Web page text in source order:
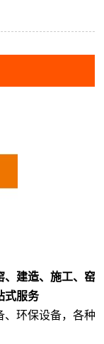
、建造、施工、窑
式服务
、环保设备，各种